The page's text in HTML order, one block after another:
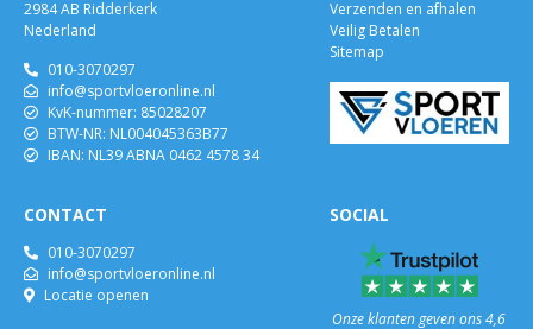
2984 AB Ridderkerk
Nederland
010-3070297
info@sportvloeronline.nl
KvK-nummer: 85028207
BTW-NR: NL004045363B77
IBAN: NL39 ABNA 0462 4578 34
Verzenden en afhalen
Veilig Betalen
Sitemap
CONTACT
010-3070297
info@sportvloeronline.nl
Locatie openen
SOCIAL
Onze klanten geven ons 4,6